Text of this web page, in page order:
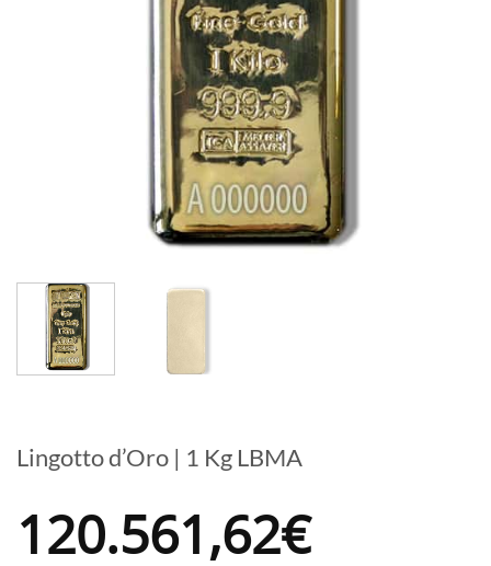
Lingotto d’Oro | 1 Kg LBMA
120.561,62€